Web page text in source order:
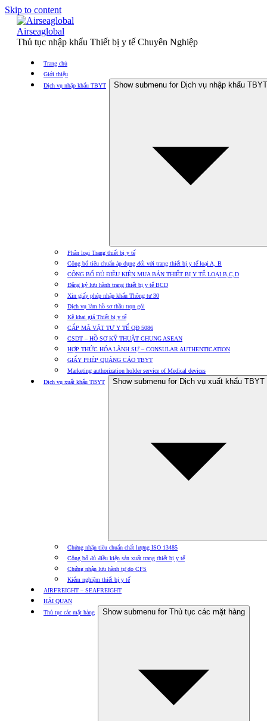
Skip to content
Airseaglobal
Thủ tục nhập khẩu Thiết bị y tế Chuyên Nghiệp
Trang chủ
Giới thiệu
Dịch vụ nhập khẩu TBYT
Show submenu for Dịch vụ nhập khẩu TBYT
Phân loại Trang thiết bị y tế
Công bố tiêu chuẩn áp dụng đối với trang thiết bị y tế loại A, B
CÔNG BỐ ĐỦ ĐIỀU KIỆN MUA BÁN THIẾT BỊ Y TẾ LOẠI B,C,D
Đăng ký lưu hành trang thiết bị y tế BCD
Xin giấy phép nhập khẩu Thông tư 30
Dịch vụ làm hồ sơ thầu trọn gói
Kê khai giá Thiết bị y tế
CẤP MÃ VẬT TƯ Y TẾ QĐ 5086
CSDT – HỒ SƠ KỸ THUẬT CHUNG ASEAN
HỢP THỨC HÓA LÃNH SỰ – CONSULAR AUTHENTICATION
GIẤY PHÉP QUẢNG CÁO TBYT
Marketing authorization holder service of Medical devices
Dịch vụ xuất khẩu TBYT
Show submenu for Dịch vụ xuất khẩu TBYT
Chứng nhận tiêu chuẩn chất lượng ISO 13485
Công bố đủ điều kiện sản xuất trang thiết bị y tế
Chứng nhận lưu hành tự do CFS
Kiểm nghiệm thiết bị y tế
AIRFREIGHT – SEAFREIGHT
HẢI QUAN
Thủ tục các mặt hàng
Show submenu for Thủ tục các mặt hàng